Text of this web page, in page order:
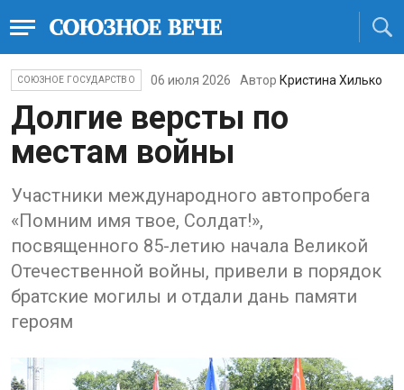
СОЮЗНОЕ ГОСУДАРСТВО 06 июля 2026 Автор Кристина Хилько
Долгие версты по
местам войны
Участники международного автопробега
«Помним имя твое, Солдат!»,
посвященного 85-летию начала Великой
Отечественной войны, привели в порядок
братские могилы и отдали дань памяти
героям